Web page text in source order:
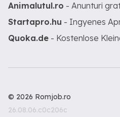
Animalutul.ro - Anunturi
Startapro.hu - Ingyenes
Quoka.de - Kostenlose
© 2026 Romjob.ro
26.08.06.c0c206c